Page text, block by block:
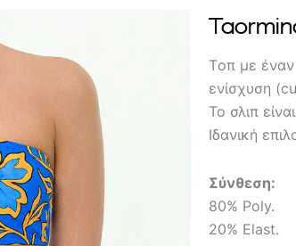
Tοπ με
ενίσχυση
Το σλιπ
Ιδανική
Σύνθεση:
80% Poly.
20% Elast.